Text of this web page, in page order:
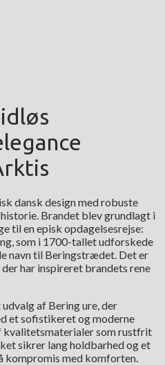
dansk design med robuste
Brandet blev grundlagt i
til en episk opdagelsesrejse:
som i 1700-tallet udforskede
navn til Beringstrædet. Det er
har inspireret brandets rene
af Bering ure, der
et sofistikeret og moderne
kvalitetsmaterialer som rustfrit
sikrer lang holdbarhed og et
kompromis med komforten.